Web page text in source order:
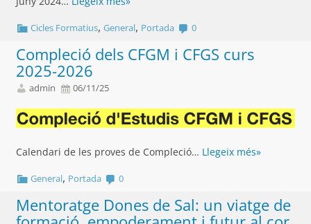
Cicles Formatius,General, Portada 0
Compleció dels CFGM i CFGS curs
2025-2026
admin 06/11/25
Calendari de les proves de Compleció… Llegeix més»
General, Portada 0
Mentoratge Dones de Sal: un viatge de